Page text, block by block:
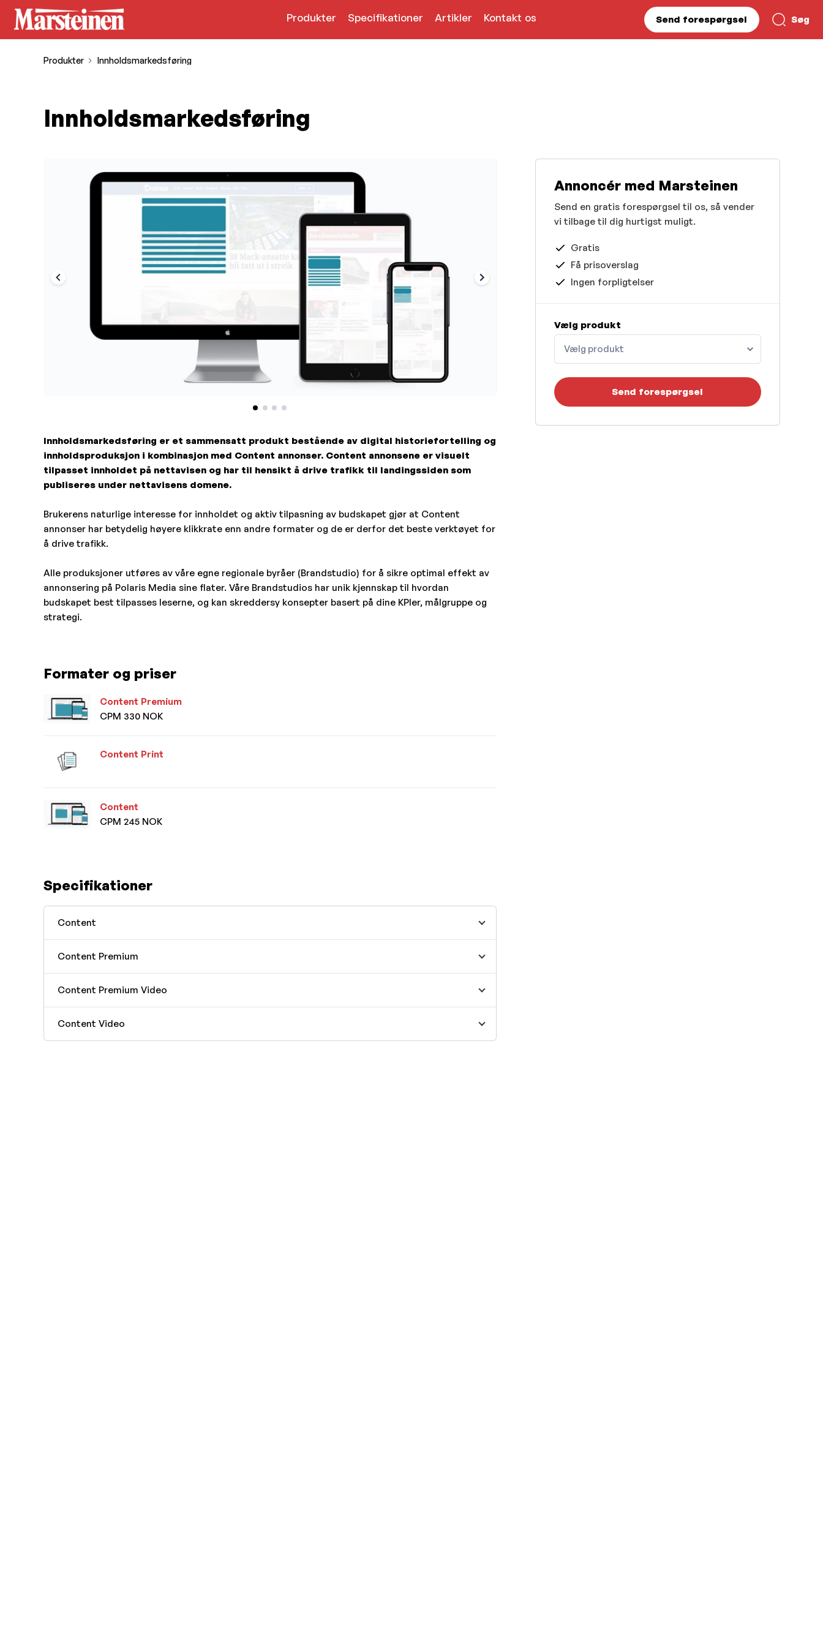
Produkter Specifikationer Artikler Kontakt os Send forespørgsel Søg
Produkter Innholdsmarkedsføring
Innholdsmarkedsføring
Innholdsmarkedsføring er et sammensatt produkt bestående av digital historiefortelling og
innholdsproduksjon i kombinasjon med Content annonser. Content annonsene er visuelt
tilpasset innholdet på nettavisen og har til hensikt å drive trafikk til landingssiden som
publiseres under nettavisens domene.
Brukerens naturlige interesse for innholdet og aktiv tilpasning av budskapet gjør at Content
annonser har betydelig høyere klikkrate enn andre formater og de er derfor det beste verktøyet for
å drive trafikk.
Alle produksjoner utføres av våre egne regionale byråer (Brandstudio) for å sikre optimal effekt av
annonsering på Polaris Media sine flater. Våre Brandstudios har unik kjennskap til hvordan
budskapet best tilpasses leserne, og kan skreddersy konsepter basert på dine KPIer, målgruppe og
strategi.
Formater og priser
Content Premium
CPM 330 NOK
Content Print
Content
CPM 245 NOK
Specifikationer
Content
Content Premium
Content Premium Video
Content Video
Annoncér med Marsteinen
Send en gratis forespørgsel til os, så vender
vi tilbage til dig hurtigst muligt.
Gratis
Få prisoverslag
Ingen forpligtelser
Vælg produkt
Vælg produkt
Send forespørgsel